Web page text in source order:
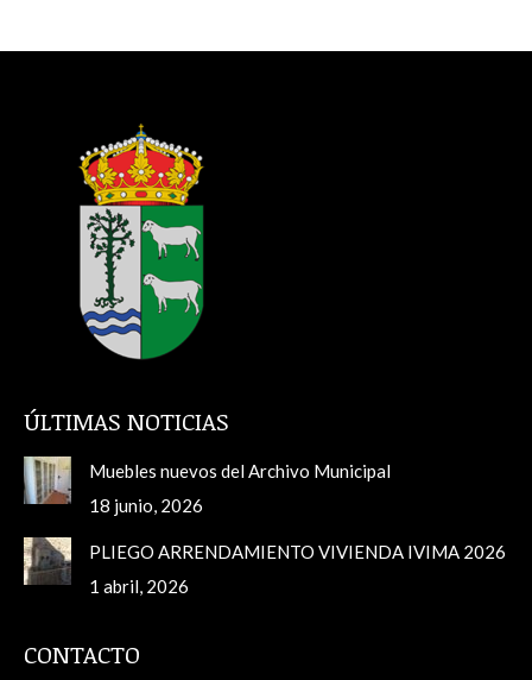
ÚLTIMAS NOTICIAS
Muebles nuevos del Archivo Municipal
18 junio, 2026
PLIEGO ARRENDAMIENTO VIVIENDA IVIMA 2026
1 abril, 2026
CONTACTO